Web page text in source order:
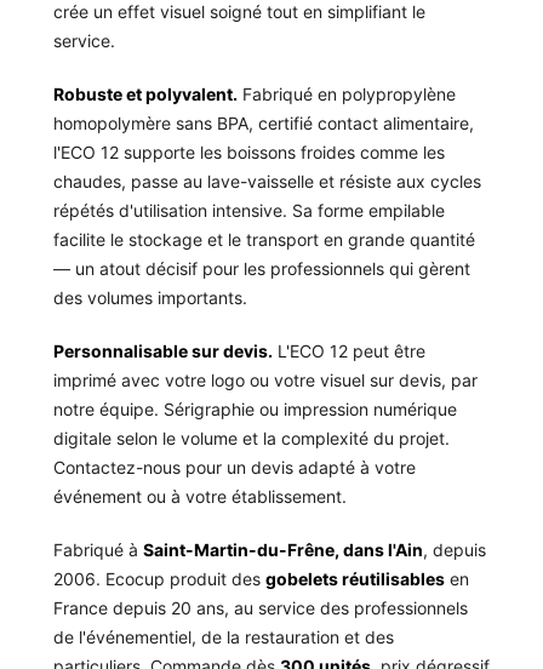
crée un effet visuel soigné tout en simplifiant le
service.
Robuste et polyvalent. Fabriqué en polypropylène
homopolymère sans BPA, certifié contact alimentaire,
l'ECO 12 supporte les boissons froides comme les
chaudes, passe au lave-vaisselle et résiste aux cycles
répétés d'utilisation intensive. Sa forme empilable
facilite le stockage et le transport en grande quantité
— un atout décisif pour les professionnels qui gèrent
des volumes importants.
Personnalisable sur devis. L'ECO 12 peut être
imprimé avec votre logo ou votre visuel sur devis, par
notre équipe. Sérigraphie ou impression numérique
digitale selon le volume et la complexité du projet.
Contactez-nous pour un devis adapté à votre
événement ou à votre établissement.
Fabriqué à Saint-Martin-du-Frêne, dans l'Ain, depuis
2006. Ecocup produit des gobelets réutilisables en
France depuis 20 ans, au service des professionnels
de l'événementiel, de la restauration et des